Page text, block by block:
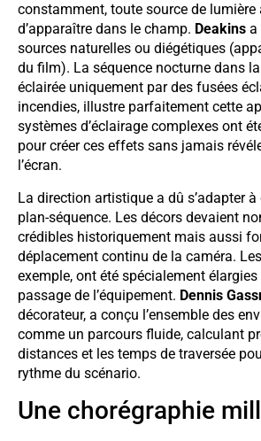
constamment, toute source de
d’apparaître dans le champ. Deakins a
sources naturelles ou diégétiques
du film). La séquence nocturne dans
éclairée uniquement par des fusées
incendies, illustre parfaitement cette
systèmes d’éclairage complexes ont
pour créer ces effets sans jamais
l’écran.
La direction artistique a dû s’adapter
plan-séquence. Les décors devaient
crédibles historiquement mais aussi
déplacement continu de la caméra.
exemple, ont été spécialement
passage de l’équipement. Dennis
décorateur, a conçu l’ensemble des
comme un parcours fluide, calculant
distances et les temps de traversée
rythme du scénario.
Une chorégraphie